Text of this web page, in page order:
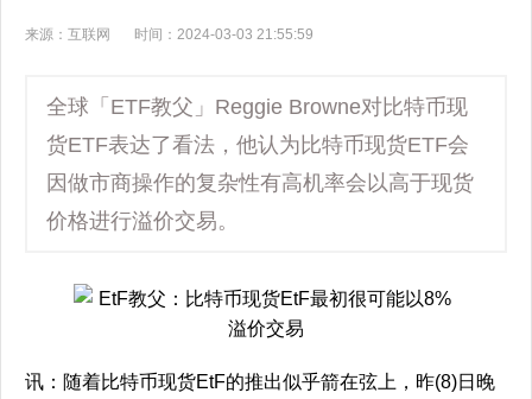
来源：互联网 时间：2024-03-03 21:55:59
全球「ETF教父」Reggie Browne对比特币现
货ETF表达了看法，他认为比特币现货ETF会
因做市商操作的复杂性有高机率会以高于现货
价格进行溢价交易。
讯：随着比特币现货EtF的推出似乎箭在弦上，昨(8)日晚